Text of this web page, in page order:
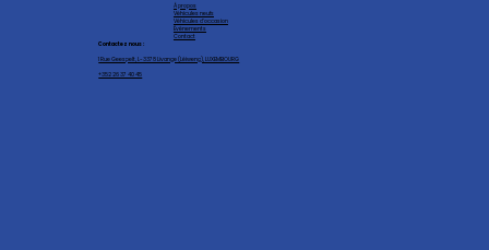
À propos
Véhicules neufs
Véhicules d'occasion
Événements
Contact
Contactez nous :
1 Rue Geespelt, L-3378 Livange (Léiweng), LUXEMBOURG
+352 26 37 40 45